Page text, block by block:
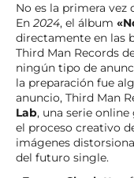
No es la primera
En 2024, el álbum
directamente en las
Third Man Records
ningún tipo de
la preparación fue
anuncio, Third Man
Lab, una serie
el proceso creativo
imágenes
del futuro single.